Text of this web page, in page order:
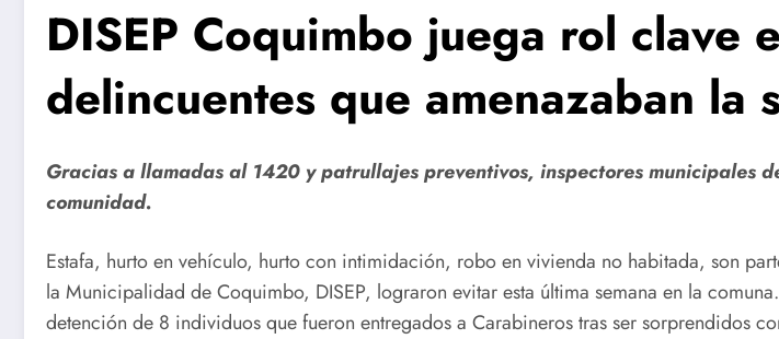
DISEP Coquimbo juega rol clave
delincuentes que amenazaban la
Gracias a llamadas al 1420 y patrullajes preventivos, inspectores municipales
comunidad.
Estafa, hurto en vehículo, hurto con intimidación, robo en vivienda no habitada, son
la Municipalidad de Coquimbo, DISEP, lograron evitar esta última semana en la
detención de 8 individuos que fueron entregados a Carabineros tras ser sorprendidos